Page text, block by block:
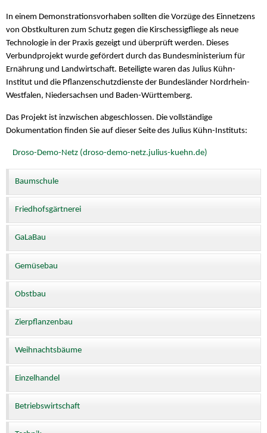
In einem Demonstrationsvorhaben sollten die Vorzüge des Einnetzens
von Obstkulturen zum Schutz gegen die Kirschessigfliege als neue
Technologie in der Praxis gezeigt und überprüft werden. Dieses
Verbundprojekt wurde gefördert durch das Bundesministerium für
Ernährung und Landwirtschaft. Beteiligte waren das Julius Kühn-
Institut und die Pflanzenschutzdienste der Bundesländer Nordrhein-
Westfalen, Niedersachsen und Baden-Württemberg.
Das Projekt ist inzwischen abgeschlossen. Die vollständige
Dokumentation finden Sie auf dieser Seite des Julius Kühn-Instituts:
Droso-Demo-Netz (droso-demo-netz.julius-kuehn.de)
Baumschule
Friedhofsgärtnerei
GaLaBau
Gemüsebau
Obstbau
Zierpflanzenbau
Weihnachtsbäume
Einzelhandel
Betriebswirtschaft